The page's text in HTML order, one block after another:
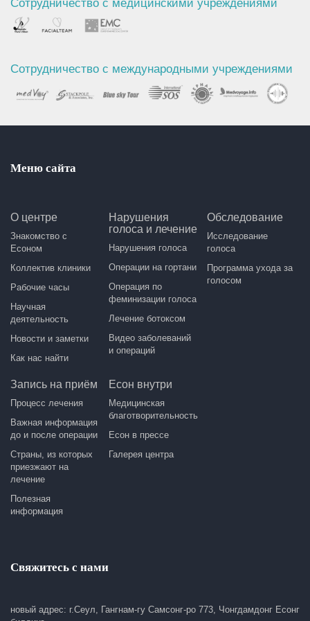
Сотрудничество с медицинскими учреждениями
Сотрудничество с международными учреждениями
Меню сайта
О центре
Знакомство с
Есоном
Коллектив клиники
Рабочие часы
Научная
деятельность
Новости и заметки
Как нас найти
Нарушения
голоса и лечение
Нарушения голоса
Операции на гортани
Операция по
феминизации голоса
Лечение ботоксом
Видео заболеваний
и операций
Обследование
Исследование
голоса
Программа ухода за
голосом
Запись на приём
Процесс лечения
Важная информация
до и после операции
Страны, из которых
приезжают на
лечение
Полезная
информация
Есон внутри
Медицинская
благотворительность
Есон в прессе
Галерея центра
Свяжитесь с нами
новый адрес: г.Сеул, Гангнам-гу Самсонг-ро 773, Чонгдамдонг Есонг